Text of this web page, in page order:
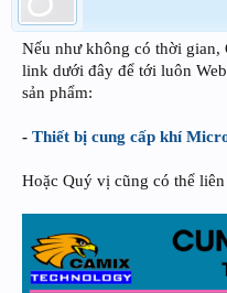
Nếu như không có thời
link dưới đây để tới luôn
sản phẩm:
- Thiết bị cung cấp khí
Hoặc Quý vị cũng có thể